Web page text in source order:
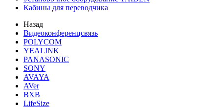
Кабины для переводчика
Назад
Видеоконференцсвязь
POLYCOM
YEALINK
PANASONIC
SONY
AVAYA
AVer
BXB
LifeSize